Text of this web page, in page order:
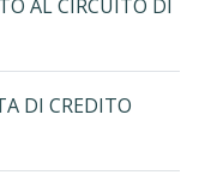
AL CIRCUITO DI
DI CREDITO